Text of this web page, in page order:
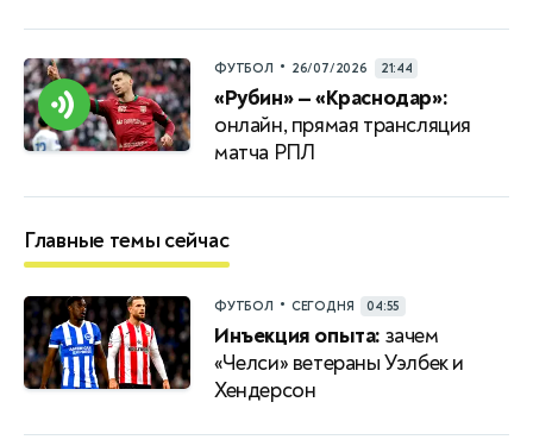
ФУТБОЛ • 26/07/2026 21:44
«Рубин» — «Краснодар»:
онлайн, прямая трансляция
матча РПЛ
Главные темы сейчас
ФУТБОЛ • СЕГОДНЯ 04:55
Инъекция опыта: зачем
«Челси» ветераны Уэлбек и
Хендерсон